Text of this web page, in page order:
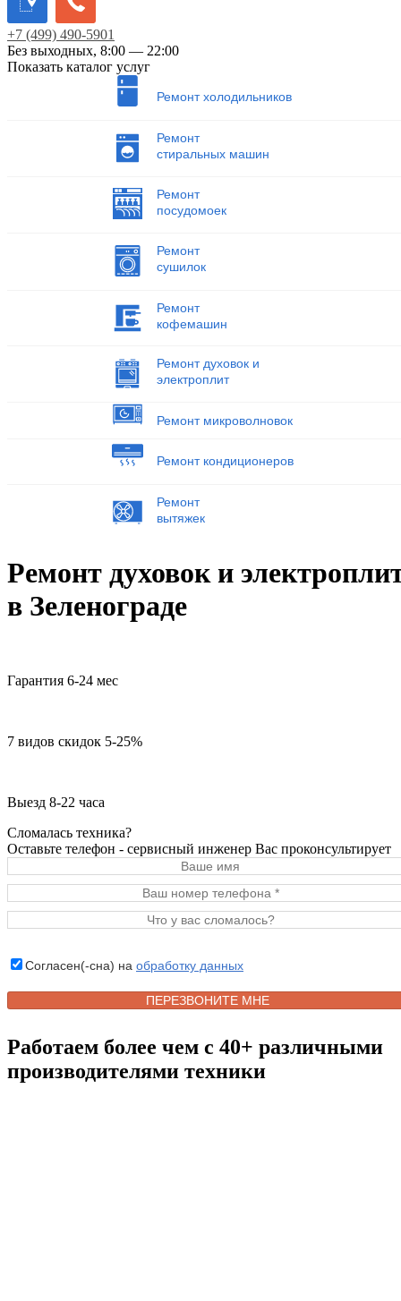
+7 (499) 490-5901
Без выходных, 8:00 — 22:00
Показать каталог услуг
Ремонт холодильников
Ремонт
стиральных машин
Ремонт
посудомоек
Ремонт
сушилок
Ремонт
кофемашин
Ремонт духовок и
электроплит
Ремонт микроволновок
Ремонт кондиционеров
Ремонт
вытяжек
Ремонт духовок и
в Зеленограде
Гарантия 6-24 мес
7 видов скидок 5-25%
Выезд 8-22 часа
Сломалась техника?
Оставьте телефон - сервисный инженер Вас проконсультирует
Согласен(-сна) на обработку данных
Работаем более чем с 40+ различными
производителями техники